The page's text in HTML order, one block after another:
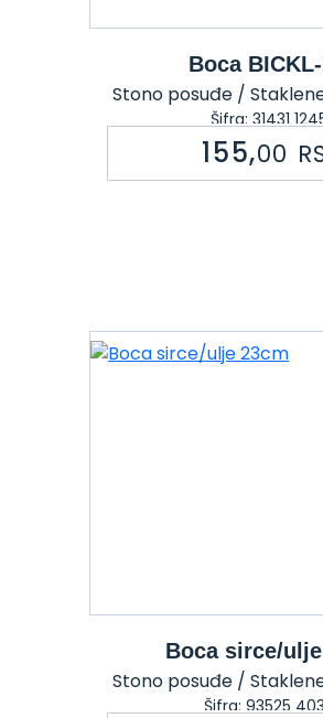
Boca BICKL-
Stono posuđe /
Šifra: 31431
155,00
Boca sirce/
Stono posuđe /
Šifra: 93525